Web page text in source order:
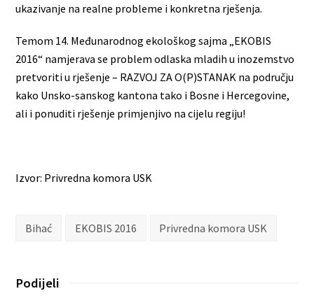
ukazivanje na realne probleme i konkretna rješenja.
Temom 14. Međunarodnog ekološkog sajma „EKOBIS
2016“ namjerava se problem odlaska mladih u inozemstvo
pretvoriti u rješenje – RAZVOJ ZA O(P)STANAK na području
kako Unsko-sanskog kantona tako i Bosne i Hercegovine,
ali i ponuditi rješenje primjenjivo na cijelu regiju!
Izvor: Privredna komora USK
Bihać EKOBIS 2016 Privredna komora USK
Podijeli